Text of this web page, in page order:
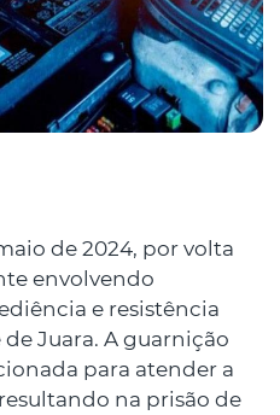
de 2024, por volta
envolvendo
e resistência
Juara. A guarnição
para atender a
na prisão de